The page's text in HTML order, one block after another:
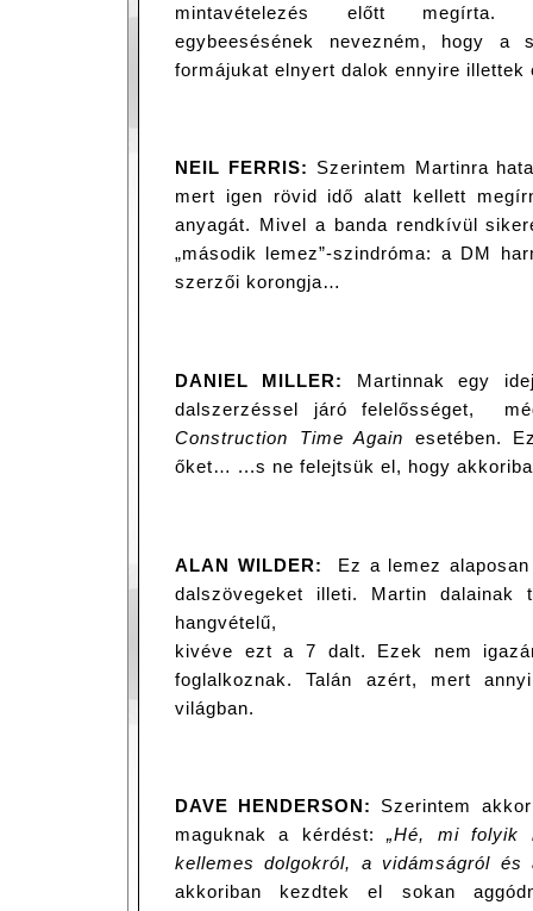
mintavételezés előtt megírta.
egybeesésének nevezném, hogy a
formájukat elnyert dalok ennyire illettek
NEIL FERRIS: Szerintem Martinra
mert igen rövid idő alatt kellett
anyagát. Mivel a banda rendkívül
„második lemez”-szindróma: a DM
szerzői korongja…
DANIEL MILLER:
Martinnak egy
dalszerzéssel járó felelősséget,
Construction Time Again esetében.
őket… ...s ne felejtsük el, hogy
ALAN WILDER: Ez a lemez
dalszövegeket illeti. Martin dalainak
hangvételű,
kivéve ezt a 7 dalt. Ezek nem
foglalkoznak. Talán azért, mert
világban.
DAVE HENDERSON:
Szerintem
maguknak a kérdést:„Hé, mi
kellemes dolgokról, a vidámságról
akkoriban kezdtek el sokan